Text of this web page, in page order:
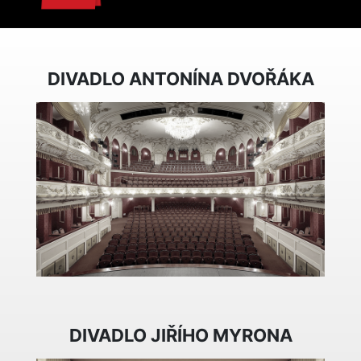
DIVADLO ANTONÍNA DVOŘÁKA
DIVADLO JIŘÍHO MYRONA